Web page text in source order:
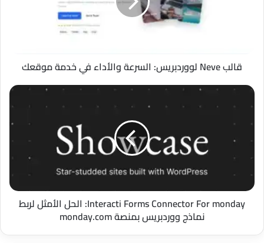
قالب Neve لووردبريس: السرعة والأداء في خدمة موقعك
Interacti
Forms
For
لربط
نماذج
ووردبريس
بمنصة
Interacti Forms Connector For monday: الحل الأمثل لربط
نماذج ووردبريس بمنصة monday.com